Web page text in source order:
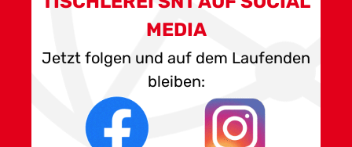
MEDIA
Jetzt folgen und auf dem Laufenden
bleiben: